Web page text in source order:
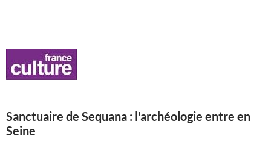
Sanctuaire de Sequana : l'archéologie entre en
Seine